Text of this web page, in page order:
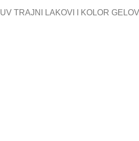
UV TRAJNI LAKOVI I KOLOR